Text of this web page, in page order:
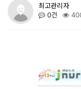
최고관리자
0건